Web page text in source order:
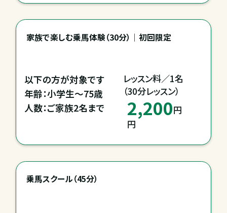
家族で楽しむ乗馬体験（30分）｜初回限定
以下の方が対象です
年齢：小学生～75歳
人数：ご家族2名まで
レッスン料／1名
（30分レッスン）
2,200円
円
乗馬スクール（45分）